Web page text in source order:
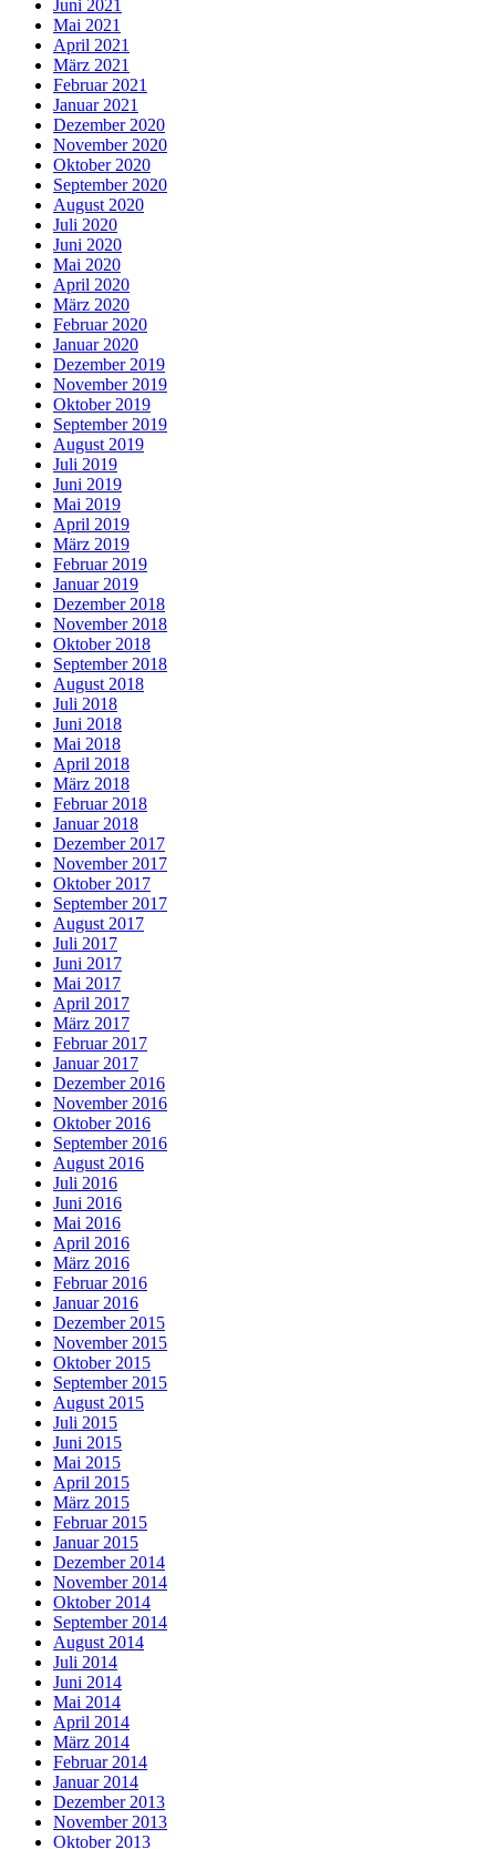
Juni 2021
Mai 2021
April 2021
März 2021
Februar 2021
Januar 2021
Dezember 2020
November 2020
Oktober 2020
September 2020
August 2020
Juli 2020
Juni 2020
Mai 2020
April 2020
März 2020
Februar 2020
Januar 2020
Dezember 2019
November 2019
Oktober 2019
September 2019
August 2019
Juli 2019
Juni 2019
Mai 2019
April 2019
März 2019
Februar 2019
Januar 2019
Dezember 2018
November 2018
Oktober 2018
September 2018
August 2018
Juli 2018
Juni 2018
Mai 2018
April 2018
März 2018
Februar 2018
Januar 2018
Dezember 2017
November 2017
Oktober 2017
September 2017
August 2017
Juli 2017
Juni 2017
Mai 2017
April 2017
März 2017
Februar 2017
Januar 2017
Dezember 2016
November 2016
Oktober 2016
September 2016
August 2016
Juli 2016
Juni 2016
Mai 2016
April 2016
März 2016
Februar 2016
Januar 2016
Dezember 2015
November 2015
Oktober 2015
September 2015
August 2015
Juli 2015
Juni 2015
Mai 2015
April 2015
März 2015
Februar 2015
Januar 2015
Dezember 2014
November 2014
Oktober 2014
September 2014
August 2014
Juli 2014
Juni 2014
Mai 2014
April 2014
März 2014
Februar 2014
Januar 2014
Dezember 2013
November 2013
Oktober 2013